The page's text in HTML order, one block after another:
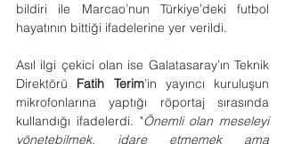
bildiri ile Marcao’nun Türkiye’deki futbol
hayatının bittiği ifadelerine yer verildi.
Asıl ilgi çekici olan ise Galatasaray’ın Teknik
Direktörü Fatih Terim’in yayıncı kuruluşun
mikrofonlarına yaptığı röportaj sırasında
kullandığı ifadelerdi. "Önemli olan meseleyi
yönetebilmek, idare etmemek ama